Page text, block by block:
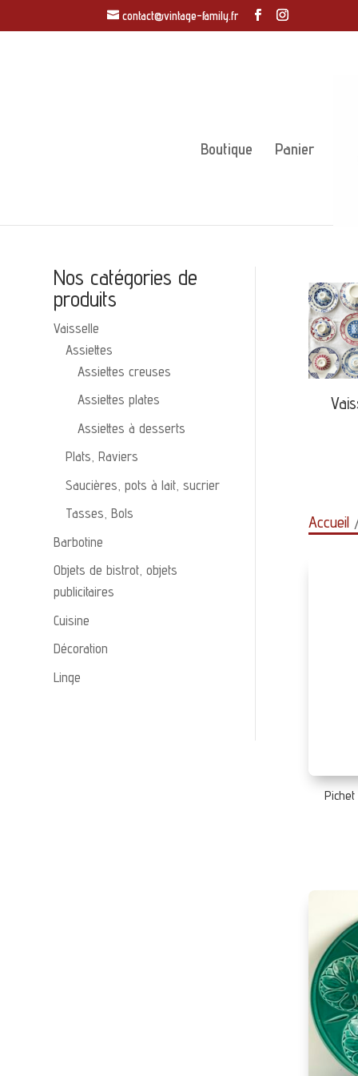
contact@vintage-family.fr
Boutique Panier
Nos catégories de
produits
Vaisselle
Assiettes
Assiettes creuses
Assiettes plates
Assiettes à desserts
Plats, Raviers
Saucières, pots à lait, sucrier
Tasses, Bols
Barbotine
Objets de bistrot, objets
publicitaires
Cuisine
Décoration
Linge
Accueil